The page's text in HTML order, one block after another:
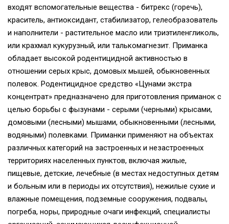
входят вспомогательные вещества - битрекс (горечь),
краситель, антиоксидант, стабилизатор, гелеобразователь
и наполнители - растительное масло или триэтиленгликоль,
или крахмал кукурузный, или талькомагнезит. Приманка
обладает высокой родентицидной активностью в
отношении серых крыс, домовых мышей, обыкновенных
полевок. Родентицидное средство «Цунами экстра
концентрат» предназначено для приготовления приманок с
целью борьбы с фызунами - серыми (черными) крысами,
домовыми (лесными) мышами, обыкновенными (лесными,
водяными) полевками. Приманки применяют на объектах
различных категорий на застроенных и незастроенных
территориях населенных пунктов, включая жилые,
пищевые, детские, лечебные (в местах недоступных детям
и больным или в периоды их отсутствия), нежилые сухие и
влажные помещения, подземные сооружения, подвалы,
погреба, норы, природные очаги инфекций, специалисты